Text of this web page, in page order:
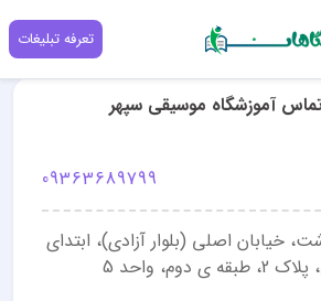
تعرفه تبلیغات
آموزشگاه موسیقی سپهر
09363689799
خیابان اصلی (بلوار آزادی)، ابتدای
دوم، واحد 5